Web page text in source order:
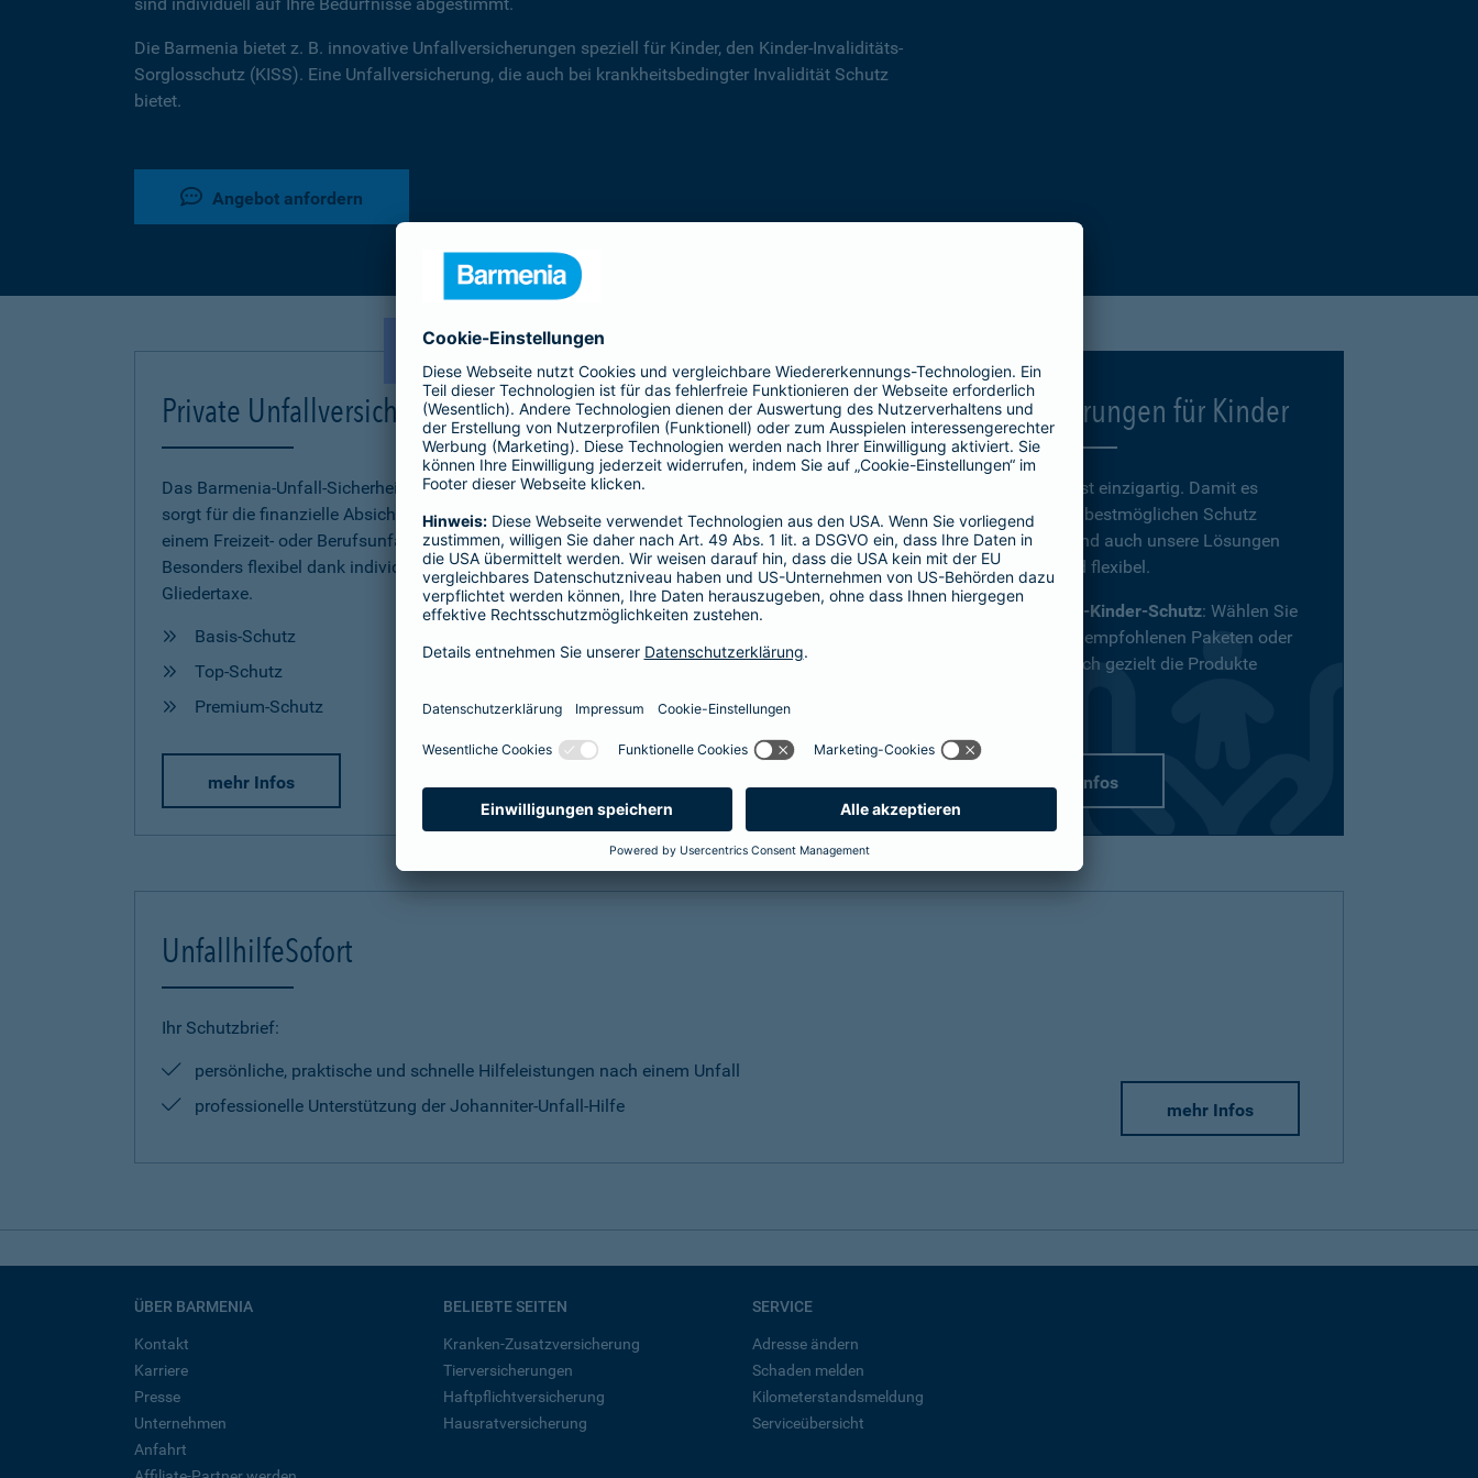
Die Barmenia bietet z. B. innovative Unfallversicherungen speziell für Kinder, den Kinder-Invaliditäts-
Sorglosschutz (KISS). Eine Unfallversicherung, die auch bei krankheitsbedingter Invalidität Schutz
bietet.
Angebot anfordern
NEU!
Private Unfallversicherung
Das Barmenia-Unfall-Sicherheitskonzept
sorgt für die finanzielle Absicherung nach
einem Freizeit- oder Berufsunfall.
Besonders flexibel dank individueller
Gliedertaxe.
Basis-Schutz
Top-Schutz
Premium-Schutz
mehr Infos
Kinder-Invaliditätsschutz
Der Kinder-Invaliditäts-Sorglos-Schutz
(KISS) sichert die finanzielle und soziale
Zukunft Ihrer Kinder bei
krankheits- oder
unfallbedingter Invalidität
Reha-Management inklusive
mehr Infos
Versicherungen für Kinder
Jedes Kind ist einzigartig. Damit es
definitiv den bestmöglichen Schutz
bekommt, sind auch unsere Lösungen
vielfältig und flexibel.
Passend-für-Kinder-Schutz: Wählen Sie
aus unseren empfohlenen Paketen oder
stellen Sie sich gezielt die Produkte
mehr Infos
UnfallhilfeSofort
Ihr Schutzbrief:
persönliche, praktische und schnelle Hilfeleistungen nach einem Unfall
professionelle Unterstützung der Johanniter-Unfall-Hilfe
mehr Infos
ÜBER BARMENIA
Kontakt
Karriere
Presse
Unternehmen
Anfahrt
BELIEBTE SEITEN
Kranken-Zusatzversicherung
Tierversicherungen
Haftpflichtversicherung
Hausratversicherung
SERVICE
Adresse ändern
Schaden melden
Kilometerstandsmeldung
Serviceübersicht